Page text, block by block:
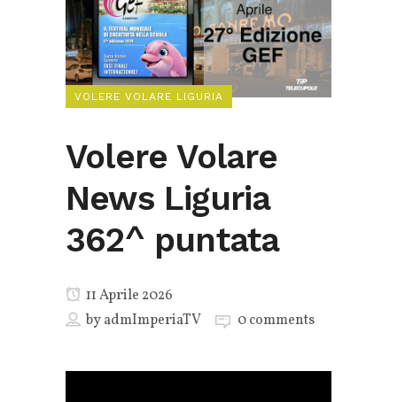
VOLERE VOLARE LIGURIA
Volere Volare
News Liguria
362^ puntata
11 Aprile 2026
byadmImperiaTV 0 comments